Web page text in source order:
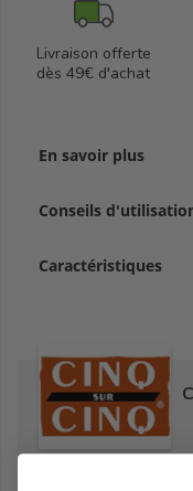
Livraison offerte
dès 49€ d'achat
En savoir plus
Conseils
Caractéristiques